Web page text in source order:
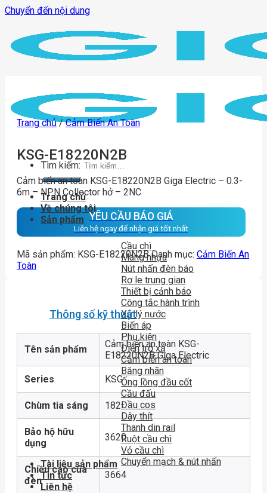
Chuyển đến nội dung
Tìm kiếm:
Trang chủ
Về chúng tôi
Sản phẩm
Cầu chì
Máng nhựa
Nút nhấn đèn báo
Rơ le trung gian
Thiết bị cảnh báo
Công tắc hành trình
Xử lý nước
Biến áp
Phụ kiện
Điện trở xả
Cảm biến an toàn
Băng nhãn
Ống lồng đầu cốt
Cầu đấu
Đầu cos
Dây thít
Thanh din rail
Ruột cầu chì
Vỏ cầu chì
Chuyển mạch & nút nhấn
Tài liệu sản phẩm
Tin tức
Liên hệ
Trang chủ / Cảm Biến An Toàn
KSG-E18220N2B
Cảm biến an toàn KSG-E18220N2B Giga Electric – 0.3-
6m – NPN Collector hở – 2NC
YÊU CẦU BÁO GIÁ
Liên hệ ngay để nhận giá tốt nhất
Mã sản phẩm: KSG-E18220N2B Danh mục: Cảm Biến An
Toàn
Thông số kỹ thuật
Tên sản phẩm
Cảm biến an toàn KSG-
E18220N2B Giga Electric
Series KSG
Chùm tia sáng 182
Bảo hộ hữu
dụng
3620
Chiều cao của
đèn
3664